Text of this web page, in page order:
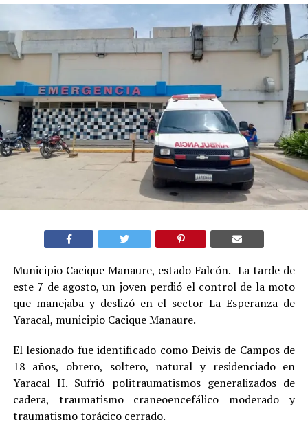
Municipio Cacique Manaure, estado Falcón.- La tarde de
este 7 de agosto, un joven perdió el control de la moto
que manejaba y deslizó en el sector La Esperanza de
Yaracal, municipio Cacique Manaure.
El lesionado fue identificado como Deivis de Campos de
18 años, obrero, soltero, natural y residenciado en
Yaracal II. Sufrió politraumatismos generalizados de
cadera, traumatismo craneoencefálico moderado y
traumatismo torácico cerrado.